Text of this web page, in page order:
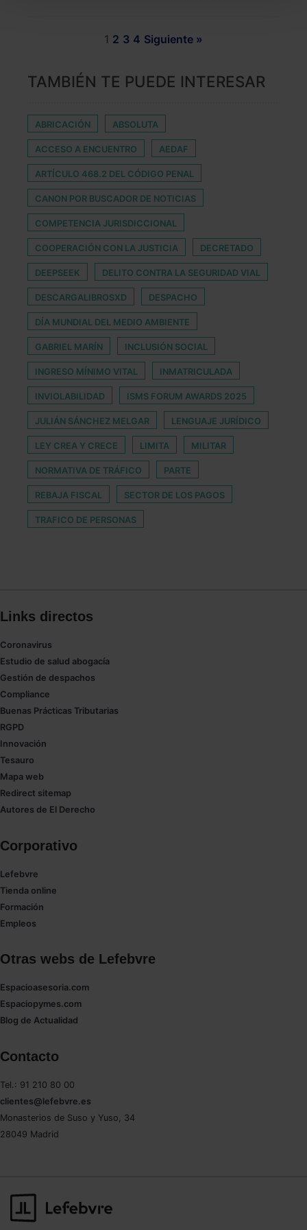
navegador. Si no seleccionas ninguna utilizaremos
1 2 3 4 Siguiente »
TAMBIÉN TE PUEDE INTERESAR
ABRICACIÓN ABSOLUTA
ACCESO A ENCUENTRO AEDAF
ARTÍCULO 468.2 DEL CÓDIGO PENAL
CANON POR BUSCADOR DE NOTICIAS
COMPETENCIA JURISDICCIONAL
COOPERACIÓN CON LA JUSTICIA DECRETADO
DEEPSEEK DELITO CONTRA LA SEGURIDAD VIAL
DESCARGALIBROSXD DESPACHO
DÍA MUNDIAL DEL MEDIO AMBIENTE
GABRIEL MARÍN INCLUSIÓN SOCIAL
INGRESO MÍNIMO VITAL INMATRICULADA
INVIOLABILIDAD ISMS FORUM AWARDS 2025
JULIÁN SÁNCHEZ MELGAR LENGUAJE JURÍDICO
LEY CREA Y CRECE LIMITA MILITAR
NORMATIVA DE TRÁFICO PARTE
REBAJA FISCAL SECTOR DE LOS PAGOS
TRAFICO DE PERSONAS
Links directos
Coronavirus
Estudio de salud abogacía
Gestión de despachos
Compliance
Buenas Prácticas Tributarias
RGPD
Innovación
Tesauro
Mapa web
Redirect sitemap
Autores de El Derecho
Corporativo
Lefebvre
Tienda online
Formación
Empleos
Otras webs de Lefebvre
Espacioasesoria.com
Espaciopymes.com
Blog de Actualidad
Contacto
Tel.: 91 210 80 00
clientes@lefebvre.es
Monasterios de Suso y Yuso, 34
28049 Madrid